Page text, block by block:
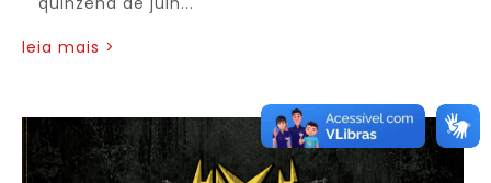
leia mais >